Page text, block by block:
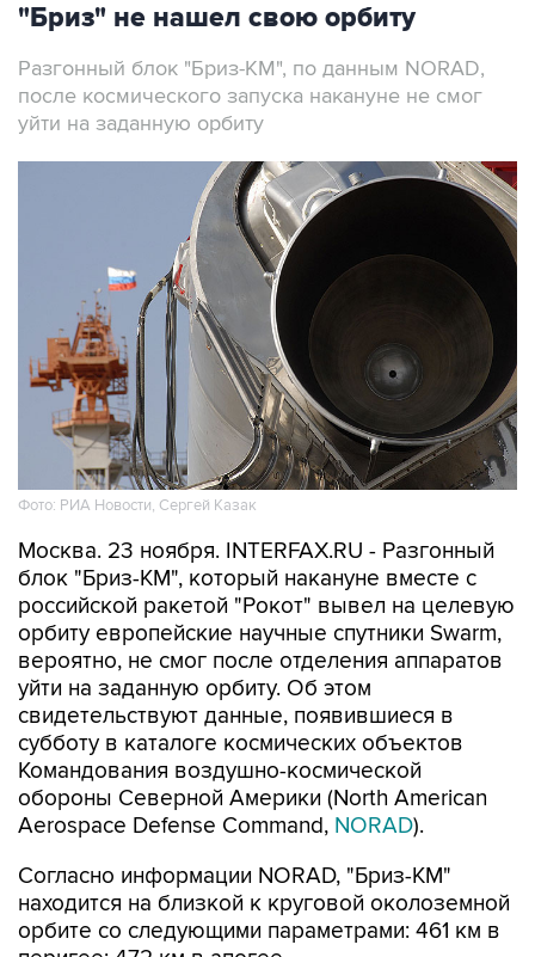
"Бриз" не нашел свою орбиту
Разгонный блок "Бриз-КМ", по данным NORAD,
после космического запуска накануне не смог
уйти на заданную орбиту
Фото: РИА Новости, Сергей Казак
Москва. 23 ноября. INTERFAX.RU - Разгонный
блок "Бриз-КМ", который накануне вместе с
российской ракетой "Рокот" вывел на целевую
орбиту европейские научные спутники Swarm,
вероятно, не смог после отделения аппаратов
уйти на заданную орбиту. Об этом
свидетельствуют данные, появившиеся в
субботу в каталоге космических объектов
Командования воздушно-космической
обороны Северной Америки (North American
Aerospace Defense Command, NORAD).
Согласно информации NORAD, "Бриз-КМ"
находится на близкой к круговой околоземной
орбите со следующими параметрами: 461 км в